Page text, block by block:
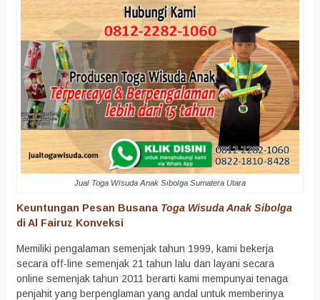
Jual Toga Wisuda Anak Sibolga Sumatera Utara
Keuntungan Pesan Busana Toga Wisuda Anak Sibolga
di Al Fairuz Konveksi
Memiliki pengalaman semenjak tahun 1999, kami bekerja
secara off-line semenjak 21 tahun lalu dan layani secara
online semenjak tahun 2011 berarti kami mempunyai tenaga
penjahit yang berpenglaman yang andal untuk memberinya